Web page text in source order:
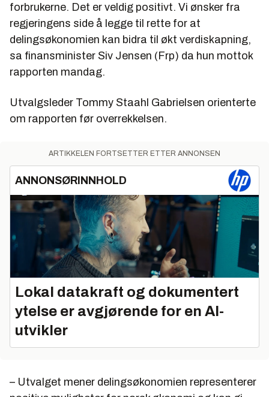
forbrukerne. Det er veldig positivt. Vi ønsker fra
regjeringens side å legge til rette for at
delingsøkonomien kan bidra til økt verdiskapning,
sa finansminister Siv Jensen (Frp) da hun mottok
rapporten mandag.
Utvalgsleder Tommy Staahl Gabrielsen orienterte
om rapporten før overrekkelsen.
ARTIKKELEN FORTSETTER ETTER ANNONSEN
ANNONSØRINNHOLD
Lokal datakraft og dokumentert
ytelse er avgjørende for en AI-
utvikler
– Utvalget mener delingsøkonomien representerer